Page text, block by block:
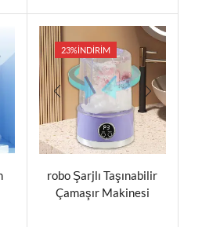
23%İNDIRIM
robo Şarjlı Taşınabilir
Çamaşır Makinesi